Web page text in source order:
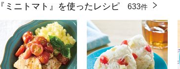
『ミニトマト』を使ったレシピ 633件